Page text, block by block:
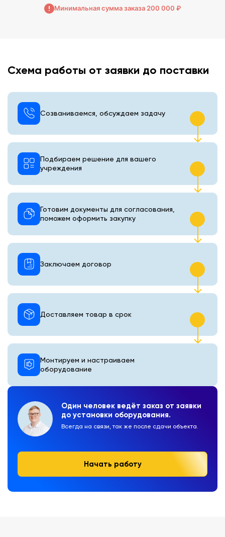
Минимальная сумма заказа 200 000 ₽
Схема работы от заявки до поставки
Один человек ведёт заказ от заявки
до установки оборудования.
Всегда на связи, так же после сдачи объекта.
Начать работу
Созваниваемся, обсуждаем задачу
Подбираем решение для вашего
учреждения
Готовим документы для согласования,
поможем оформить закупку
Монтируем и настраиваем
оборудование
Доставляем товар в срок
Заключаем договор